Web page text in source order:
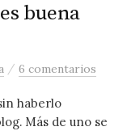
buena
/6 comentarios
haberlo
Más de uno se